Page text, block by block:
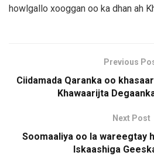
howlgallo xooggan oo ka dhan ah
Previous
Ciidamada Qaranka oo
Khawaarijta
Next Post
Soomaaliya oo la wareegtay
Iskaashiga